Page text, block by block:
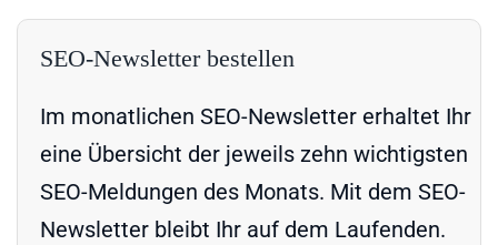
SEO-Newsletter bestellen
Im monatlichen SEO-Newsletter erhaltet Ihr
eine Übersicht der jeweils zehn wichtigsten
SEO-Meldungen des Monats. Mit dem SEO-
Newsletter bleibt Ihr auf dem Laufenden.